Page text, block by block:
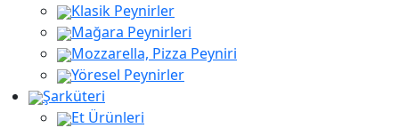
Klasik Peynirler
Mağara Peynirleri
Mozzarella, Pizza Peyniri
Yöresel Peynirler
Şarküteri
Et Ürünleri